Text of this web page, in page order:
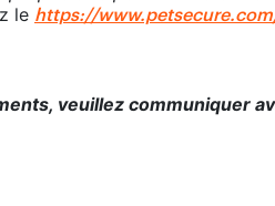
le https://
veuillez communiquer